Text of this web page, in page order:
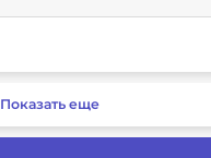
Показать еще